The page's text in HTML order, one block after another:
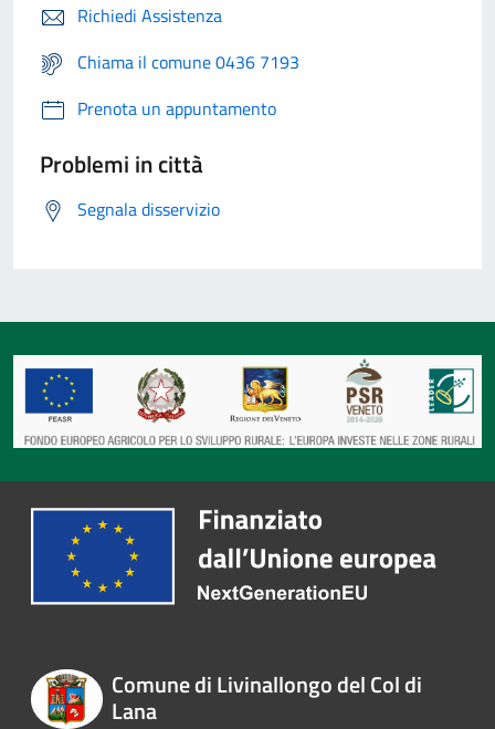
Richiedi Assistenza
Chiama il comune 0436 7193
Prenota un appuntamento
Problemi in città
Segnala disservizio
Comune di Livinallongo del Col di
Lana